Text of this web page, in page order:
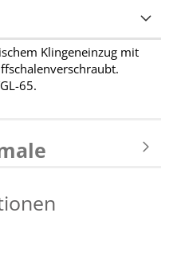
Klingeneinzug mit
65.